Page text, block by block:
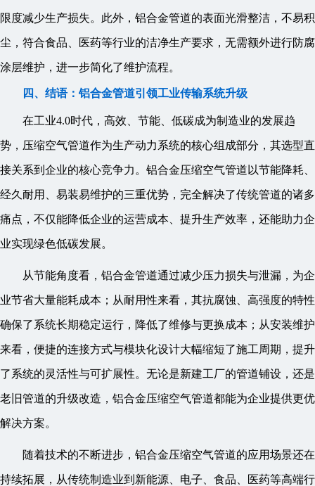
限度减少生产损失。此外，铝合金管道的表面光滑整洁，不易积
尘，符合食品、医药等行业的洁净生产要求，无需额外进行防腐
涂层维护，进一步简化了维护流程。
四、结语：铝合金管道引领工业传输系统升级
在工业4.0时代，高效、节能、低碳成为制造业的发展趋
势，压缩空气管道作为生产动力系统的核心组成部分，其选型直
接关系到企业的核心竞争力。铝合金压缩空气管道以节能降耗、
经久耐用、易装易维护的三重优势，完全解决了传统管道的诸多
痛点，不仅能降低企业的运营成本、提升生产效率，还能助力企
业实现绿色低碳发展。
从节能角度看，铝合金管道通过减少压力损失与泄漏，为企
业节省大量能耗成本；从耐用性来看，其抗腐蚀、高强度的特性
确保了系统长期稳定运行，降低了维修与更换成本；从安装维护
来看，便捷的连接方式与模块化设计大幅缩短了施工周期，提升
了系统的灵活性与可扩展性。无论是新建工厂的管道铺设，还是
老旧管道的升级改造，铝合金压缩空气管道都能为企业提供更优
解决方案。
随着技术的不断进步，铝合金压缩空气管道的应用场景还在
持续拓展，从传统制造业到新能源、电子、食品、医药等高端行